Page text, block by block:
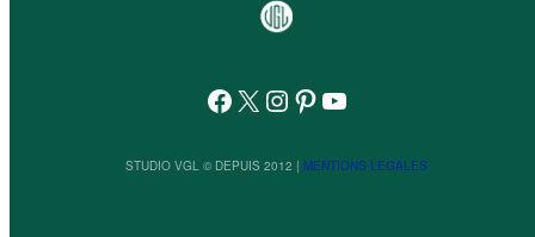
Facebook
X Instagram
Pinterest
YouTube
STUDIO VGL © DEPUIS 2012 |MENTIONS LEGALES